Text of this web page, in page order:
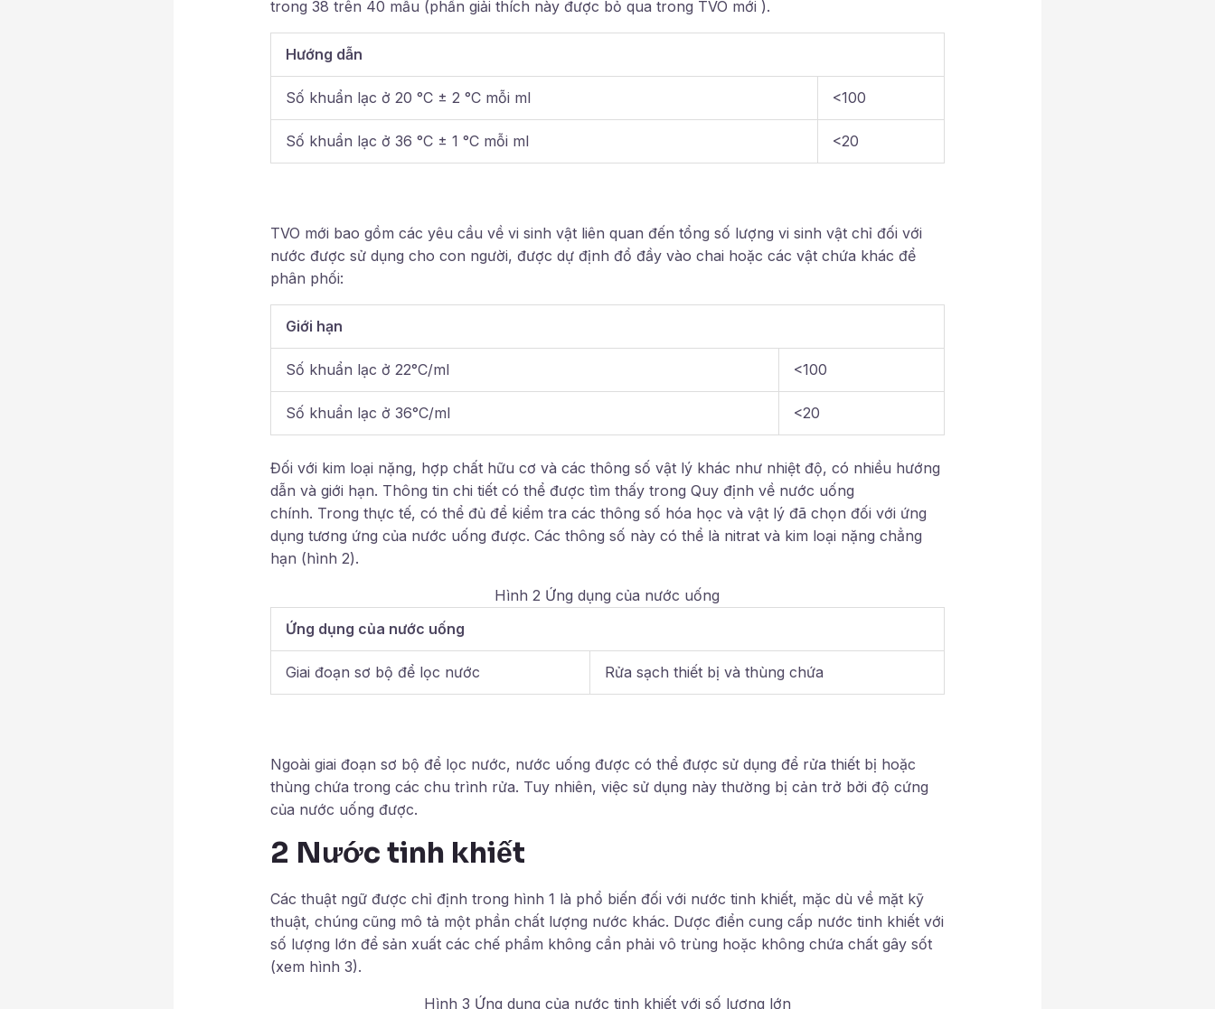
trong 38 trên 40 mẫu (phần giải thích này được bỏ qua trong TVO mới ).
Hướng dẫn
Số khuẩn lạc ở 20 °C ± 2 °C mỗi ml <100
Số khuẩn lạc ở 36 °C ± 1 °C mỗi ml <20
TVO mới bao gồm các yêu cầu về vi sinh vật liên quan đến tổng số lượng vi sinh vật chỉ đối với
nước được sử dụng cho con người, được dự định đổ đầy vào chai hoặc các vật chứa khác để
phân phối:
Giới hạn
Số khuẩn lạc ở 22°C/ml <100
Số khuẩn lạc ở 36°C/ml <20
Đối với kim loại nặng, hợp chất hữu cơ và các thông số vật lý khác như nhiệt độ, có nhiều hướng
dẫn và giới hạn. Thông tin chi tiết có thể được tìm thấy trong Quy định về nước uống
chính. Trong thực tế, có thể đủ để kiểm tra các thông số hóa học và vật lý đã chọn đối với ứng
dụng tương ứng của nước uống được. Các thông số này có thể là nitrat và kim loại nặng chẳng
hạn (hình 2).
Hình 2 Ứng dụng của nước uống
Ứng dụng của nước uống
Giai đoạn sơ bộ để lọc nước Rửa sạch thiết bị và thùng chứa
Ngoài giai đoạn sơ bộ để lọc nước, nước uống được có thể được sử dụng để rửa thiết bị hoặc
thùng chứa trong các chu trình rửa. Tuy nhiên, việc sử dụng này thường bị cản trở bởi độ cứng
của nước uống được.
2 Nước tinh khiết
Các thuật ngữ được chỉ định trong hình 1 là phổ biến đối với nước tinh khiết, mặc dù về mặt kỹ
thuật, chúng cũng mô tả một phần chất lượng nước khác. Dược điển cung cấp nước tinh khiết với
số lượng lớn để sản xuất các chế phẩm không cần phải vô trùng hoặc không chứa chất gây sốt
(xem hình 3).
Hình 3 Ứng dụng của nước tinh khiết với số lượng lớn